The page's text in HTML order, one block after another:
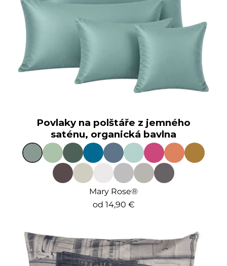
Povlaky na polštáře z jemného
saténu, organická bavlna
Mary Rose®
od 14,90 €